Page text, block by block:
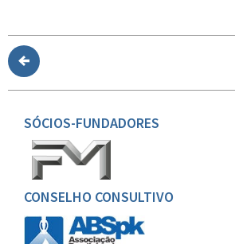
SÓCIOS-FUNDADORES
CONSELHO CONSULTIVO